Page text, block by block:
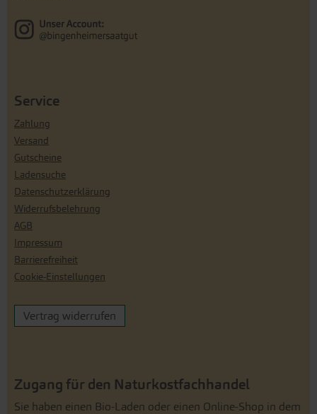
Service
Zahlung
Versand
Gutscheine
Ladensuche
Datenschutzerklärung
Widerrufsbelehrung
AGB
Impressum
Barrierefreiheit
Cookie-Einstellungen
Vertrag widerrufen
Zugang für den Naturkostfachhandel
Sie haben einen Bio-Laden oder einen Online-Shop in dem